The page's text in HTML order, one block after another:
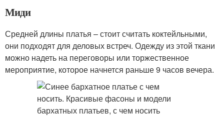
Миди
Средней длины платья – стоит считать коктейльными,
они подходят для деловых встреч. Одежду из этой ткани
можно надеть на переговоры или торжественное
мероприятие, которое начнется раньше 9 часов вечера.